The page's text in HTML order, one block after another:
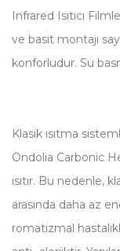
Infrared Isıtıcı
ve basit montajı
konforludur. Su
Klasik ısıtma
Ondolia Carbonic
ısıtır. Bu nedenle,
arasında daha az
romatizmal